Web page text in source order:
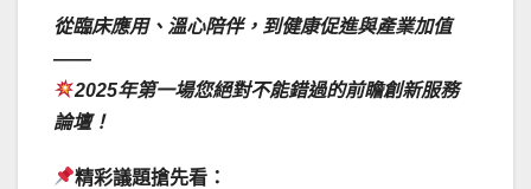
從臨床應用、溫心陪伴，到健康促進與產業加值
——
2025年第一場您絕對不能錯過的前瞻創新服務
論壇！
精彩議題搶先看：